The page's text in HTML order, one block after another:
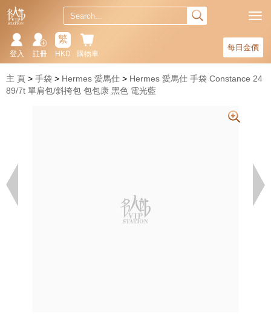
每日金價
購物車
繁
HKD
註冊
登入
主 頁 手袋 Hermes 愛馬仕
Hermes 愛馬仕 手袋 Constance 24
89/7t 單肩包/斜挎包 包包康 黑色 電光藍